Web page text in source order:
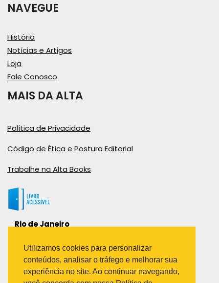
NAVEGUE
História
Notícias e Artigos
Loja
Fale Conosco
MAIS DA ALTA
Política de Privacidade
Código de Ética e Postura Editorial
Trabalhe na Alta Books
Rio de Janeiro
Bairro Industrial do Jacaré
Rio de Janeiro – RJ – CEP: 20970-031
Telefone:
Utilizamos cookies para personalizar
conteúdos, analisar o tráfego e melhorar sua
experiência no site. Ao continuar navegando,